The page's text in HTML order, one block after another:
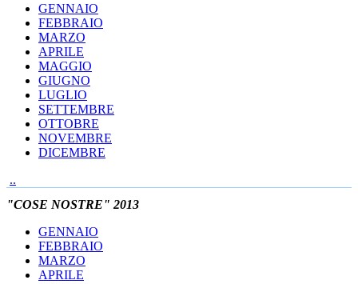
GENNAIO
FEBBRAIO
MARZO
APRILE
MAGGIO
GIUGNO
LUGLIO
SETTEMBRE
OTTOBRE
NOVEMBRE
DICEMBRE
..
"COSE NOSTRE" 2013
GENNAIO
FEBBRAIO
MARZO
APRILE